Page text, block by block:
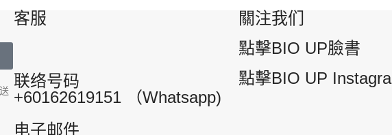
客服
联络号码
+60162619151 （Whatsapp)
电子邮件
關注我们
點擊BIO UP臉書
點擊BIO UP